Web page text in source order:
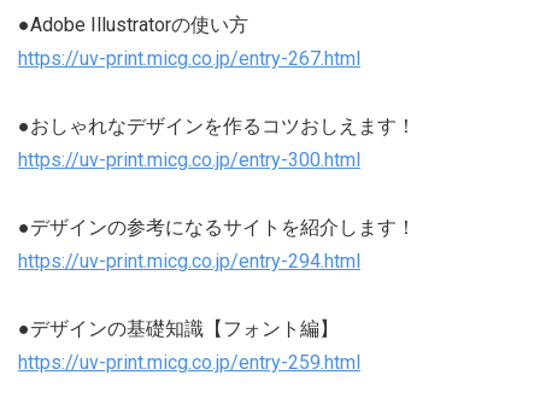
●Adobe Illustratorの使い方
https://uv-print.micg.co.jp/entry-267.html
●おしゃれなデザインを作るコツおしえます！
https://uv-print.micg.co.jp/entry-300.html
●デザインの参考になるサイトを紹介します！
https://uv-print.micg.co.jp/entry-294.html
●デザインの基礎知識【フォント編】
https://uv-print.micg.co.jp/entry-259.html